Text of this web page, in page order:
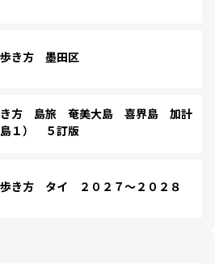
き方 墨田区
き方 島旅 奄美大島 喜界島 加計
１） ５訂版
き方 タイ ２０２７～２０２８